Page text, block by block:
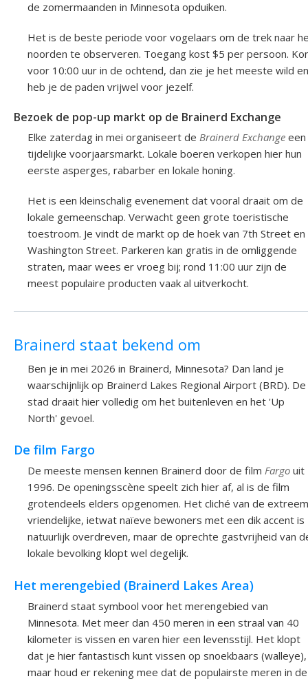
de zomermaanden in Minnesota opduiken.
Het is de beste periode voor vogelaars om de trek naar
noorden te observeren. Toegang kost $5 per persoon.
voor 10:00 uur in de ochtend, dan zie je het meeste wild en
heb je de paden vrijwel voor jezelf.
Bezoek de pop-up markt op de Brainerd Exchange
Elke zaterdag in mei organiseert de Brainerd Exchange een
tijdelijke voorjaarsmarkt. Lokale boeren verkopen hier hun
eerste asperges, rabarber en lokale honing.
Het is een kleinschalig evenement dat vooral draait om de
lokale gemeenschap. Verwacht geen grote toeristische
toestroom. Je vindt de markt op de hoek van 7th Street en
Washington Street. Parkeren kan gratis in de omliggende
straten, maar wees er vroeg bij; rond 11:00 uur zijn de
meest populaire producten vaak al uitverkocht.
Brainerd staat bekend om
Ben je in mei 2026 in Brainerd, Minnesota? Dan land je
waarschijnlijk op Brainerd Lakes Regional Airport (BRD). De
stad draait hier volledig om het buitenleven en het 'Up
North' gevoel.
De film Fargo
De meeste mensen kennen Brainerd door de film Fargo uit
1996. De openingsscène speelt zich hier af, al is de film
grotendeels elders opgenomen. Het cliché van de extreem
vriendelijke, ietwat naïeve bewoners met een dik accent is
natuurlijk overdreven, maar de oprechte gastvrijheid van
lokale bevolking klopt wel degelijk.
Het merengebied (Brainerd Lakes Area)
Brainerd staat symbool voor het merengebied van
Minnesota. Met meer dan 450 meren in een straal van 40
kilometer is vissen en varen hier een levensstijl. Het klopt
dat je hier fantastisch kunt vissen op snoekbaars (walleye),
maar houd er rekening mee dat de populairste meren in de